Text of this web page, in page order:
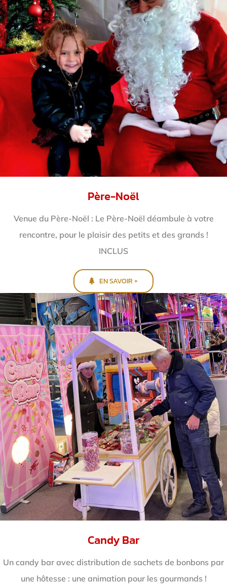
Père-Noël
Venue du Père-Noël : Le Père-Noël déambule à votre
rencontre, pour le plaisir des petits et des grands !
INCLUS
EN SAVOIR +
Candy Bar
Un candy bar avec distribution de sachets de bonbons par
une hôtesse : une animation pour les gourmands !